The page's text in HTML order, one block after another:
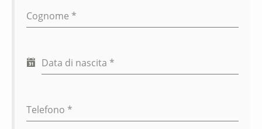
Cognome *
Data di nascita *
Telefono *